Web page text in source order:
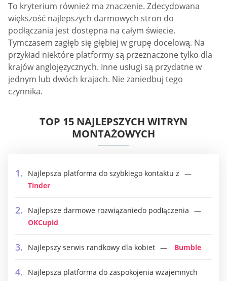
To kryterium również ma znaczenie. Zdecydowana
większość najlepszych darmowych stron do
podłączania jest dostępna na całym świecie.
Tymczasem zagłęb się głębiej w grupę docelową. Na
przykład niektóre platformy są przeznaczone tylko dla
krajów anglojęzycznych. Inne usługi są przydatne w
jednym lub dwóch krajach. Nie zaniedbuj tego
czynnika.
TOP 15 NAJLEPSZYCH WITRYN
MONTAŻOWYCH
Najlepsza platforma do szybkiego kontaktu z
Tinder
Najlepsze darmowe rozwiązaniedo podłączenia
OKCupid
Najlepszy serwis randkowy dla kobiet Bumble
Najlepsza platforma do zaspokojenia wzajemnych